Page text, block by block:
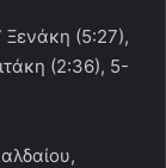
Ξενάκη (5:27),
(2:36), 5-